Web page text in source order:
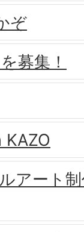
ぞ
募集！
KAZO
アート